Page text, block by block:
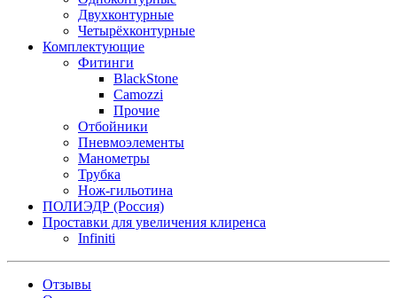
Двухконтурные
Четырёхконтурные
Комплектующие
Фитинги
BlackStone
Camozzi
Прочие
Отбойники
Пневмоэлементы
Манометры
Трубка
Нож-гильотина
ПОЛИЭДР (Россия)
Проставки для увеличения клиренса
Infiniti
Отзывы